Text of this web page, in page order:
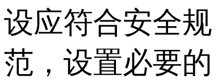
设应符合安全规
范，设置必要的